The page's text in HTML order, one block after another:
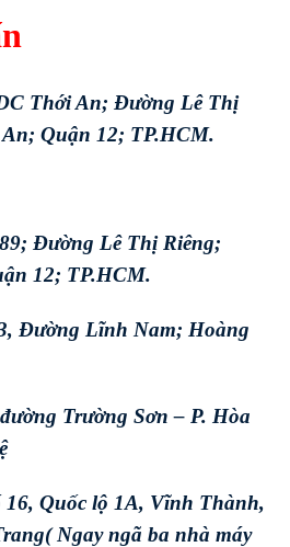
Thới An; Đường Lê Thị
Quận 12; TP.HCM.
Đường Lê Thị Riêng;
12; TP.HCM.
Đường Lĩnh Nam; Hoàng
Trường Sơn – P. Hòa
Quốc lộ 1A, Vĩnh Thành,
Ngay ngã ba nhà máy